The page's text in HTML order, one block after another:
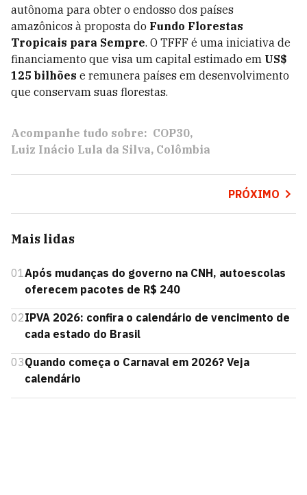
autônoma para obter o endosso dos países
amazônicos à proposta do Fundo Florestas
Tropicais para Sempre. O TFFF é uma iniciativa de
financiamento que visa um capital estimado em US$
125 bilhões e remunera países em desenvolvimento
que conservam suas florestas.
Acompanhe tudo sobre: COP30
Luiz Inácio Lula da Silva Colômbia
PRÓXIMO
Mais lidas
01Após mudanças do governo na CNH, autoescolas
oferecem pacotes de R$ 240
02IPVA 2026: confira o calendário de vencimento de
cada estado do Brasil
03Quando começa o Carnaval em 2026? Veja
calendário